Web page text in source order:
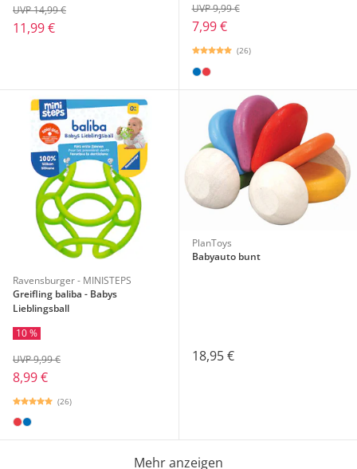
11,99 €
UVP 14,99 €
7,99 €
UVP 9,99 €
(26)
Ravensburger - MINISTEPS
Greifling baliba - Babys
Lieblingsball
10 %
8,99 €
UVP 9,99 €
(26)
PlanToys
Babyauto bunt
18,95 €
Mehr anzeigen